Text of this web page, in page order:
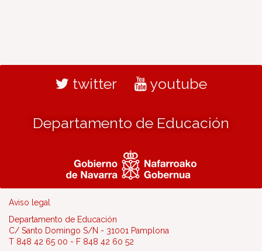
twitter youtube
Departamento de Educación
Aviso legal
Departamento de Educación
C/ Santo Domingo S/N - 31001 Pamplona
T 848 42 65 00 - F 848 42 60 52